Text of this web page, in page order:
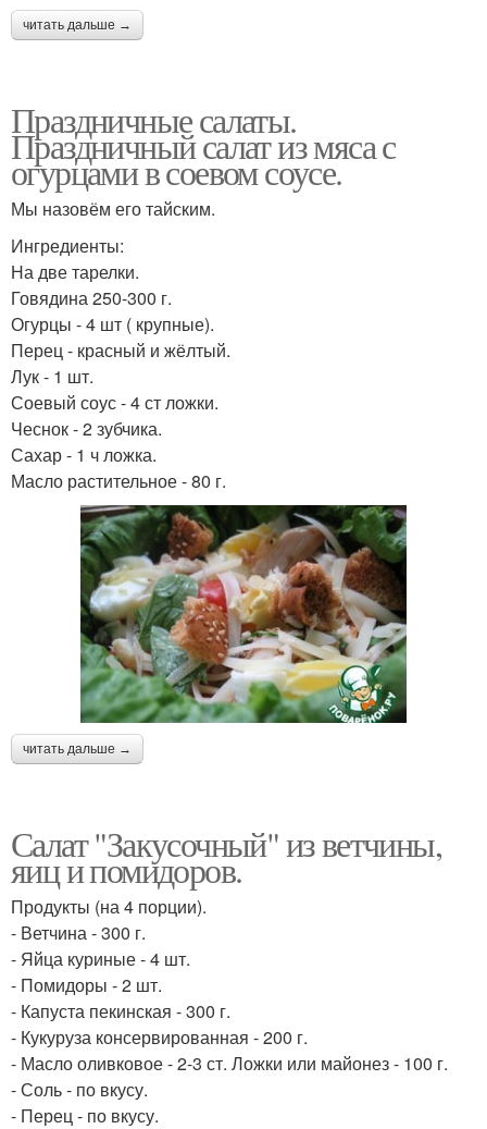
читать дальше →
Праздничные салаты.
Праздничный салат из мяса с
огурцами в соевом соусе.
Мы назовём его тайским.
Ингредиенты:
На две тарелки.
Говядина 250-300 г.
Огурцы - 4 шт ( крупные).
Перец - красный и жёлтый.
Лук - 1 шт.
Соевый соус - 4 ст ложки.
Чеснок - 2 зубчика.
Сахар - 1 ч ложка.
Масло растительное - 80 г.
читать дальше →
Салат "Закусочный" из ветчины,
яиц и помидоров.
Продукты (на 4 порции).
- Ветчина - 300 г.
- Яйца куриные - 4 шт.
- Помидоры - 2 шт.
- Капуста пекинская - 300 г.
- Кукуруза консервированная - 200 г.
- Масло оливковое - 2-3 ст. Ложки или майонез - 100 г.
- Соль - по вкусу.
- Перец - по вкусу.